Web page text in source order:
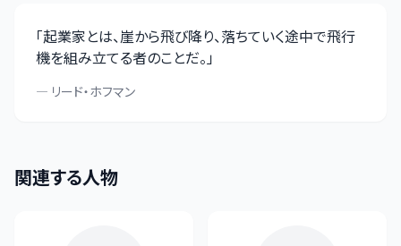
「起業家とは、崖から飛び降り、落ちていく途中で飛行
機を組み立てる者のことだ。」
— リード・ホフマン
関連する人物